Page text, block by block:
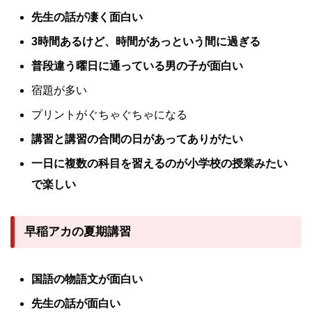
先生の話が凄く面白い
3時間あるけど、時間があっという間に過ぎる
普段違う曜日に通っている男の子が面白い
宿題が多い
プリントがぐちゃぐちゃになる
講習と講習の合間の日があってありがたい
一日に複数の科目を習えるのが小学校の授業みたい
で楽しい
早稲アカの夏期講習
国語の物語文が面白い
先生の話が面白い